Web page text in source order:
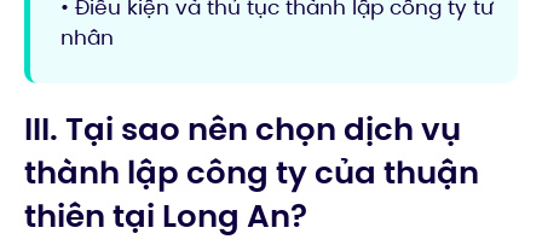
• Điều kiện và thủ tục thành lập công ty tư
nhân
III. Tại sao nên chọn dịch vụ
thành lập công ty của thuận
thiên tại Long An?